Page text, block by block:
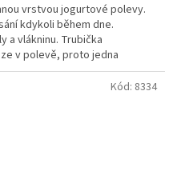
vrstvou jogurtové polevy.
kdykoli během dne.
a vlákninu. Trubička
v polevě, proto jedna
minimum.
Kód: 8334